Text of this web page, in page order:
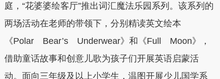
庭，“花婆婆绘客厅”推出词汇魔法乐园系列。该系列的
两场活动在老师的带领下，分别精读英文绘本
《Polar Bear’s Underwear》和《Full Moon》，
借助童话故事和创意儿歌为孩子们开展英语启蒙活
动。面向三年级及以上小学生，温图开展少儿国学系